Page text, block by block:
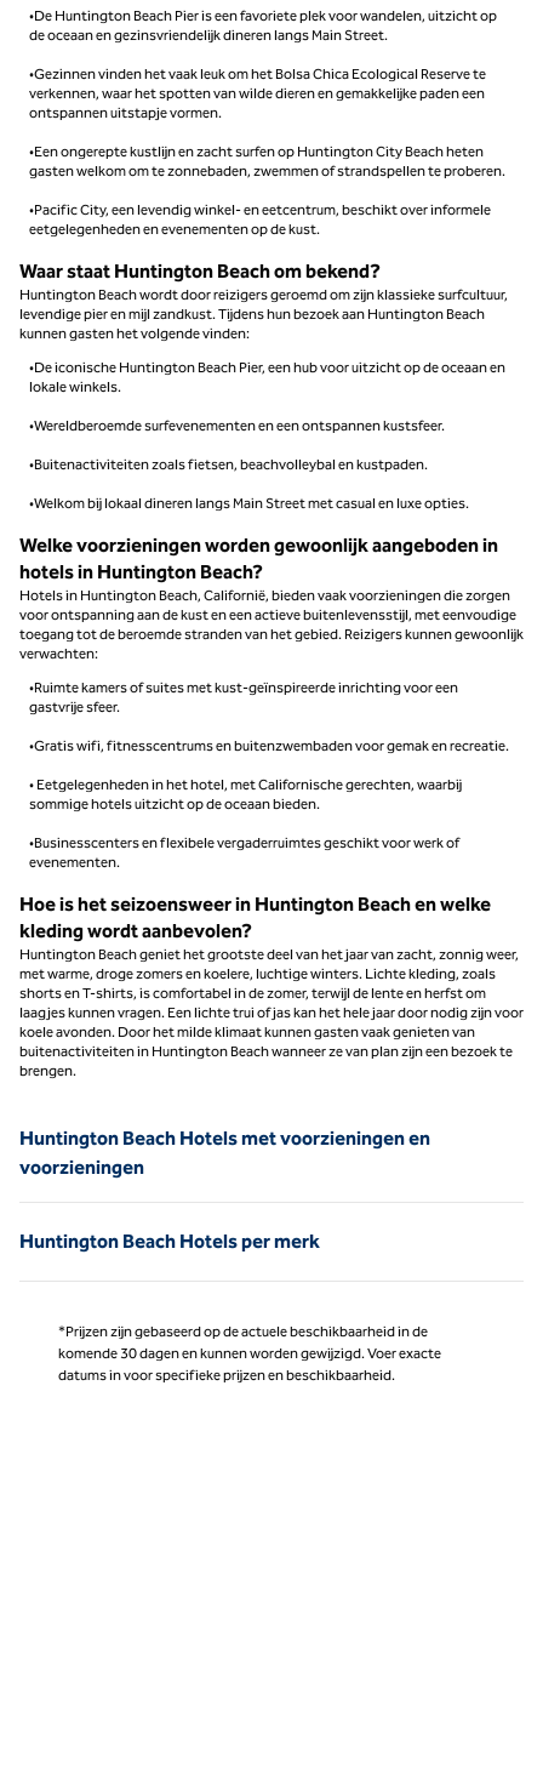
•De Huntington Beach Pier is een favoriete plek voor wandelen, uitzicht op
de oceaan en gezinsvriendelijk dineren langs Main Street.
•Gezinnen vinden het vaak leuk om het Bolsa Chica Ecological Reserve te
verkennen, waar het spotten van wilde dieren en gemakkelijke paden een
ontspannen uitstapje vormen.
•Een ongerepte kustlijn en zacht surfen op Huntington City Beach heten
gasten welkom om te zonnebaden, zwemmen of strandspellen te proberen.
•Pacific City, een levendig winkel- en eetcentrum, beschikt over informele
eetgelegenheden en evenementen op de kust.
Waar staat Huntington Beach om bekend?
Huntington Beach wordt door reizigers geroemd om zijn klassieke surfcultuur,
levendige pier en mijl zandkust. Tijdens hun bezoek aan Huntington Beach
kunnen gasten het volgende vinden:
•De iconische Huntington Beach Pier, een hub voor uitzicht op de oceaan en
lokale winkels.
•Wereldberoemde surfevenementen en een ontspannen kustsfeer.
•Buitenactiviteiten zoals fietsen, beachvolleybal en kustpaden.
•Welkom bij lokaal dineren langs Main Street met casual en luxe opties.
Welke voorzieningen worden gewoonlijk aangeboden in
hotels in Huntington Beach?
Hotels in Huntington Beach, Californië, bieden vaak voorzieningen die zorgen
voor ontspanning aan de kust en een actieve buitenlevensstijl, met eenvoudige
toegang tot de beroemde stranden van het gebied. Reizigers kunnen gewoonlijk
verwachten:
•Ruimte kamers of suites met kust-geïnspireerde inrichting voor een
gastvrije sfeer.
•Gratis wifi, fitnesscentrums en buitenzwembaden voor gemak en recreatie.
• Eetgelegenheden in het hotel, met Californische gerechten, waarbij
sommige hotels uitzicht op de oceaan bieden.
•Businesscenters en flexibele vergaderruimtes geschikt voor werk of
evenementen.
Hoe is het seizoensweer in Huntington Beach en welke
kleding wordt aanbevolen?
Huntington Beach geniet het grootste deel van het jaar van zacht, zonnig weer,
met warme, droge zomers en koelere, luchtige winters. Lichte kleding, zoals
shorts en T-shirts, is comfortabel in de zomer, terwijl de lente en herfst om
laagjes kunnen vragen. Een lichte trui of jas kan het hele jaar door nodig zijn voor
koele avonden. Door het milde klimaat kunnen gasten vaak genieten van
buitenactiviteiten in Huntington Beach wanneer ze van plan zijn een bezoek te
brengen.
Huntington Beach Hotels met voorzieningen en
voorzieningen
Huntington Beach Hotels per merk
*Prijzen zijn gebaseerd op de actuele beschikbaarheid in de
komende 30 dagen en kunnen worden gewijzigd. Voer exacte
datums in voor specifieke prijzen en beschikbaarheid.